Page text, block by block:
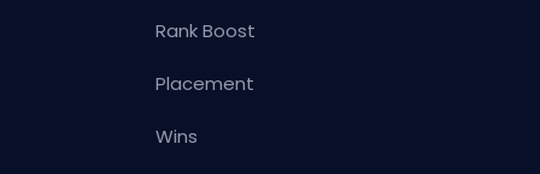
Rank Boost
Placement
Wins